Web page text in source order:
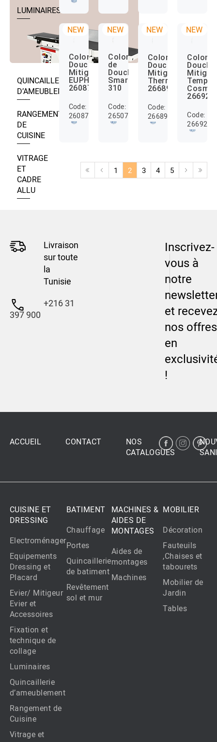
LUMINAIRES
QUINCAILLERIE
D’AMEUBLEMENT
RANGEMENT
DE
CUISINE
VITRAGE
ET
CADRE
ALLU
NEW
Colonne
Douche+
Mitigeur
EUPHORIA
26087000
Code:
26087000
NEW
Colonne
de
Douche
Smartcontrol
310
Code:
26507000
NEW
Colonne
Douche+
Mitigeur
Thermostatique
26689000
Code:
26689000
NEW
Cosmo
Code:
1 2 3 4 5
Livraison
sur toute
la
Tunisie
+216 31
397 900
Inscrivez-
vous à
notre
et
nos offres
en
!
ACCUEIL CONTACT
NOS
CATALOGUES
CUISINE ET
DRESSING
Electroménager
Equipements
Dressing et
Placard
Evier/ Mitigeur
Evier et
Accessoires
Fixation et
technique de
collage
Luminaires
Quincaillerie
d’ameublement
Rangement de
Cuisine
Vitrage et
BATIMENT
Chauffage
Portes
Quincaillerie
de batiment
Revêtement
sol et mur
MACHINES &
AIDES DE
MONTAGES
Aides de
montages
Machines
MOBILIER
Décoration
Fauteuils
,Chaises et
tabourets
Mobilier de
Jardin
Tables